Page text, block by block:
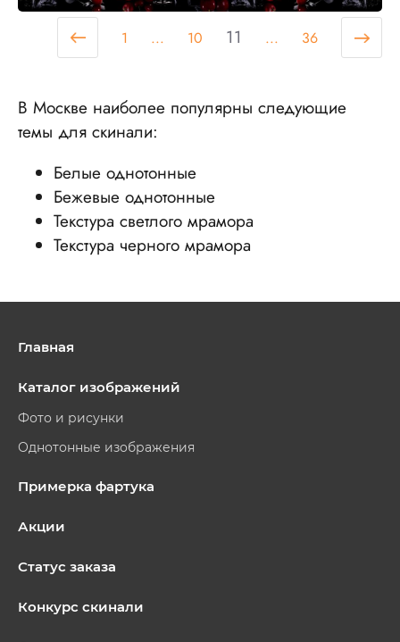
1 ... 10 11 ... 36
В Москве наиболее популярны следующие
темы для скинали:
Белые однотонные
Бежевые однотонные
Текстура светлого мрамора
Текстура черного мрамора
Главная
Каталог изображений
Фото и рисунки
Однотонные изображения
Примерка фартука
Акции
Статус заказа
Конкурс скинали